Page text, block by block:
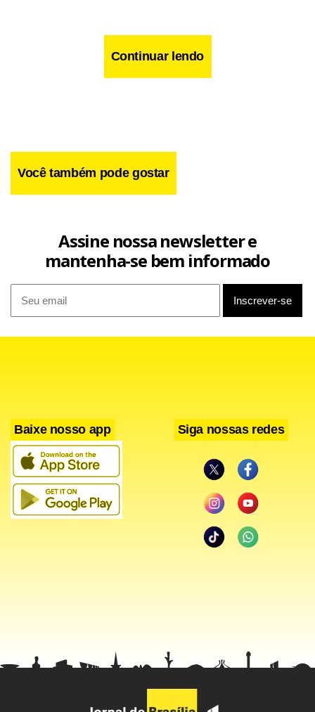
Pedro Barusco foi braço direito de Renato Duque na
elo do PT no esquema de propinas. Barusco também fez
Ele também foi diretor de Operações da Companhia da
Sete Brasil, empresa constituída com diversos investidores,
entre eles a Petrobras e com recursos provenientes de
fundos de pensão. Em 2011, a Sete Brasil venceu licitação
da Petrobras para a operação de 21 sondas do pré-sal.
Barusco foi sucedido por Roberto Gonçalves.
apontado pelos investigadores como operador de
propinas na Diretoria de Serviços da Petrobras.
Continuar lendo
Você também pode gostar
Assine nossa newsletter e
mantenha-se bem informado
Baixe nosso app Siga nossas redes